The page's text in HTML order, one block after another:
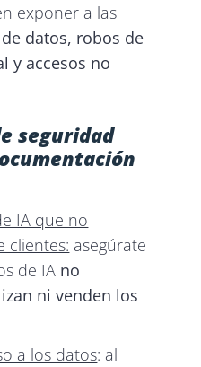
exponer a las
datos, robos de
y accesos no
seguridad
IA que no
clientes: asegúrate
de IA no
ni venden los
a los datos: al